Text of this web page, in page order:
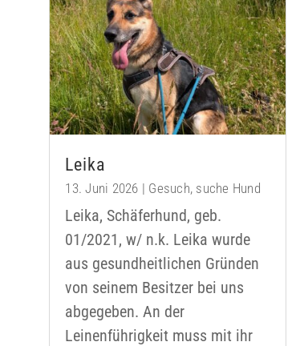
Leika
13. Juni 2026 | Gesuch, suche Hund
Leika, Schäferhund, geb.
01/2021, w/ n.k. Leika wurde
aus gesundheitlichen Gründen
von seinem Besitzer bei uns
abgegeben. An der
Leinenführigkeit muss mit ihr